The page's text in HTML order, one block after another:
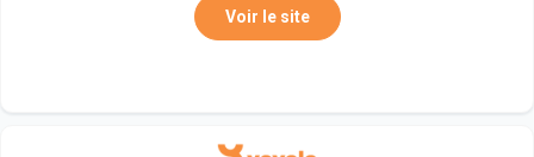
Voir le site